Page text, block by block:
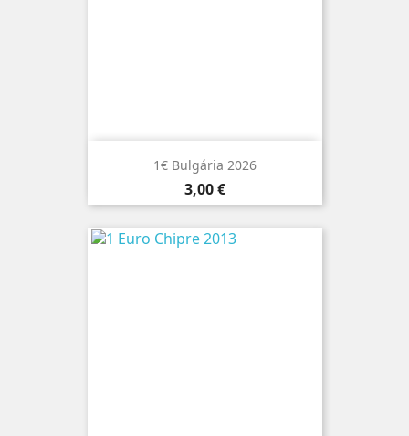
1€ Bulgária 2026
Preço
3,00 €